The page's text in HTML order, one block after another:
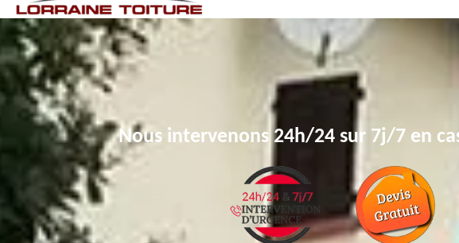
Nous intervenons 24h/24 sur 7j/7 en